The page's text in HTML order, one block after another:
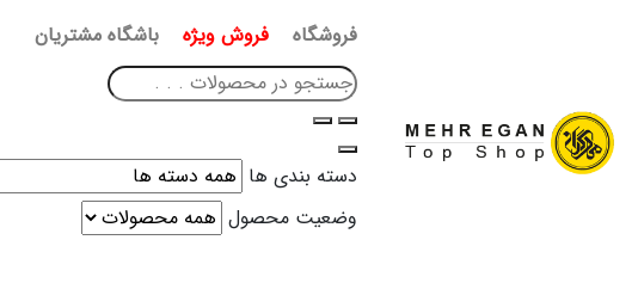
فروشگاه فروش ویژه باشگاه مشتریان
دسته بندی ها
وضعیت محصول